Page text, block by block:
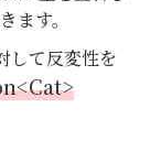
す。
して反変性を